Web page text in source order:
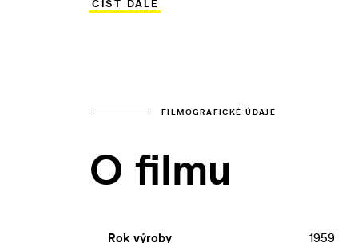
Osvědčená Blanka Bohdanová
ČÍST DÁLE
FILMOGRAFICKÉ ÚDAJE
O filmu
Rok výroby 1959